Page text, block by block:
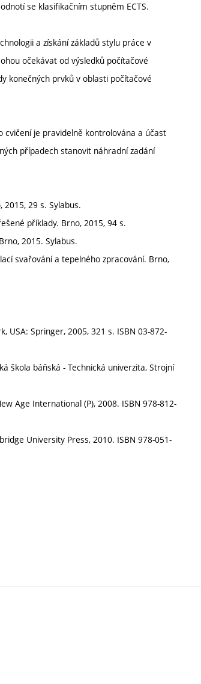
se klasifikačním stupněm ECTS.
a získání základů stylu práce v
očekávat od výsledků počítačové
konečných prvků v oblasti počítačové
cvičení je pravidelně kontrolována a účast
případech stanovit náhradní zadání
2015, 29 s. Sylabus.
příklady. Brno, 2015, 94 s.
2015. Sylabus.
svařování a tepelného zpracování. Brno,
USA: Springer, 2005, 321 s. ISBN 03-872-
škola báňská - Technická univerzita, Strojní
Age International (P), 2008. ISBN 978-812-
University Press, 2010. ISBN 978-051-